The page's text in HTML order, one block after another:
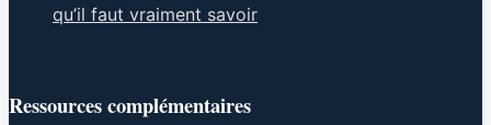
qu’il faut vraiment savoir
Ressources complémentaires